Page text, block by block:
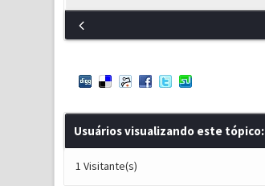
Usuários visualizando este tópico:
1 Visitante(s)